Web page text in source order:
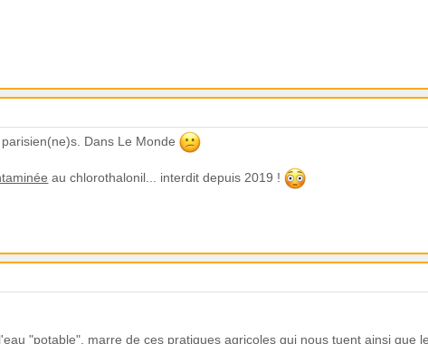
Dans Le Monde
au chlorothalonil... interdit depuis 2019 !
"potable", marre de ces pratiques agricoles qui nous tuent ainsi que